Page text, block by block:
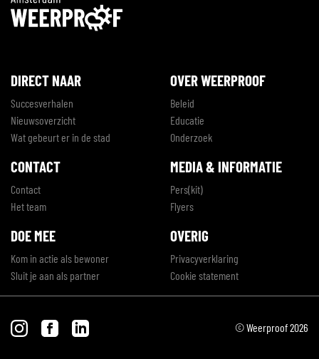
DIRECT NAAR
Succesverhalen
Nieuwsoverzicht
Wat gebeurt er in de stad
OVER WEERPROOF
Beleid
Educatie
Onderzoek
CONTACT
Contact
Het team
MEDIA & INFORMATIE
Pers(kit)
Flyers
DOE MEE
Kom in actie als bewoner
Sluit je aan als partner
OVERIG
Privacyverklaring
Cookie statement
© Weerproof 2026